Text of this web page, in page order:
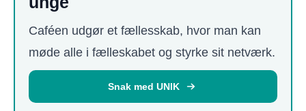
Caféen udgør et fællesskab, hvor man kan
møde alle i fælleskabet og styrke sit netværk.
Snak med UNIK